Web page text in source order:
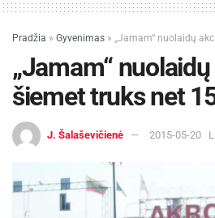
Pradžia » Gyvenimas » „Jamam“ nuolaidų
„Jamam“
šiemet truks net
J. Šalaševičienė 2015-05-20